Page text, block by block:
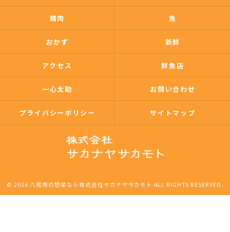
精肉 魚
おかず 新鮮
アクセス 鮮魚店
一心太助 お問い合わせ
プライバシーポリシー サイトマップ
© 2026 八尾市の惣菜なら株式会社サカナヤサカモト ALL RIGHTS RESERVED.